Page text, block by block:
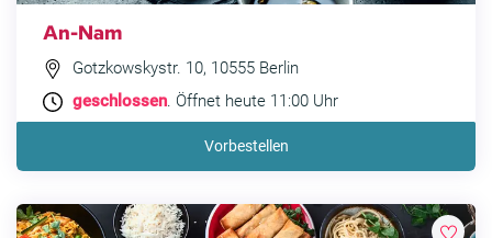
An-Nam
Gotzkowskystr. 10, 10555 Berlin
geschlossen. Öffnet heute 11:00 Uhr
Vorbestellen